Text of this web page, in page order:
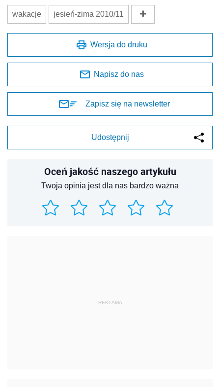
wakacje jesień-zima 2010/11
Wersja do druku
Napisz do nas
Zapisz się na newsletter
Udostępnij
Oceń jakość naszego artykułu
Twoja opinia jest dla nas bardzo ważna
REKLAMA